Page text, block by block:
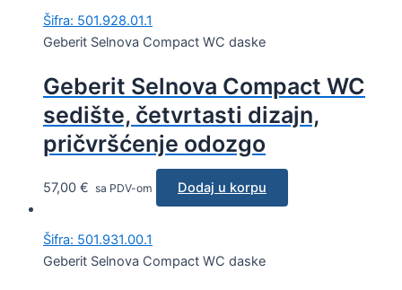
Šifra: 501.928.01.1
Geberit Selnova Compact WC daske
Geberit Selnova Compact WC
sedište, četvrtasti dizajn,
pričvršćenje odozgo
57,00 € sa PDV-om Dodaj u korpu
Šifra: 501.931.00.1
Geberit Selnova Compact WC daske